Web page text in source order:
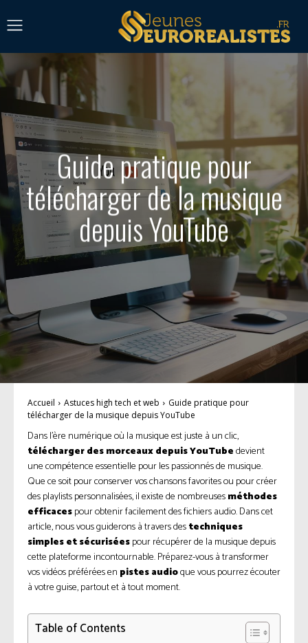
Guide pratique pour
télécharger de la musique
depuis YouTube
Accueil Astuces high tech et web
Guide pratique pour
télécharger de la musique depuis YouTube
Dans l’ère numérique où la musique est juste à un clic,
télécharger des morceaux depuis YouTubedevient
une compétence essentielle pour les passionnés de musique.
Que ce soit pour conserver vos chansons favorites ou pour créer
des playlists personnalisées, il existe de nombreusesméthodes
efficacespour obtenir facilement des fichiers audio. Dans cet
article, nous vous guiderons à travers destechniques
simples et sécuriséespour récupérer de la musique depuis
cette plateforme incontournable. Préparez-vous à transformer
vos vidéos préférées en pistes audioque vous pourrez écouter
à votre guise, partout et à tout moment.
Table of Contents